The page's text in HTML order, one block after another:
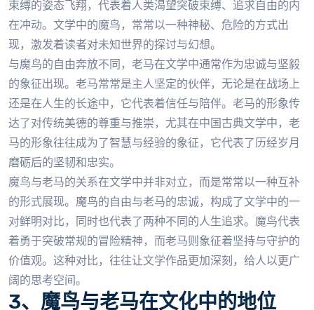
束缚的姿态飞翔，代表着人类渴望突破束缚、追求自由的内
在冲动。文学中的魔鸟，常常以一种神秘、危险的方式出
现，激发着读者对未知世界的探讨与幻想。
与魔鸟的自由奔放不同，老马在文学中通常作为忠诚与坚毅
的象征出现。老马常常是主人坚定的伙伴，无论是在战场上
还是在人生的长途中，它代表着信任与陪伴。老马的形象传
达了对传统美德的尊重与推崇，尤其在中国古典文学中，老
马的形象往往成为了智慧与经验的象征，它代表了历经岁月
磨砺后的坚韧和忠实。
魔鸟与老马的关系在文学中并非对立，而是常常以一种互补
的形式展现。魔鸟的自由与老马的忠诚，构成了文学中的一
对鲜明对比，同时也代表了两种不同的人生追求。魔鸟代表
着勇于突破常规的冒险精神，而老马则象征着坚持与守护的
价值观。这种对比，往往让文学作品更加深刻，给人以更广
阔的思考空间。
3、魔鸟与老马在文化中的地位